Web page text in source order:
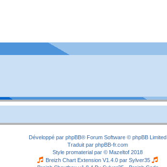
Développé par phpBB® Forum Software © phpBB Limited
Traduit par phpBB-fr.com
Style promaterial par © Mazeltof 2018
Breizh Chart Extension V1.4.0 par Sylver35